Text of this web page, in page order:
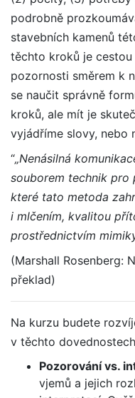
podrobně
stavebních kamenů
těchto kroků je
pozornosti směrem k
se naučit správně
kroků, ale mít je
vyjádříme slovy, nebo
“„Nenásilná
souborem technik pro
které tato metoda
i mlčením, kvalitou
prostřednictvím
(Marshall Rosenberg:
překlad)
Na kurzu budete
v těchto
Pozorování vs.
vjemů a jejich